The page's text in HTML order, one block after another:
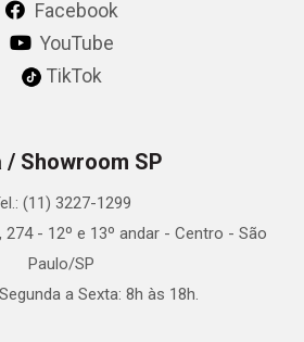
Facebook
YouTube
TikTok
/ Showroom SP
(11) 3227-1299
274 - 12º e 13º andar - Centro - São
Paulo/SP
a Sexta: 8h às 18h.